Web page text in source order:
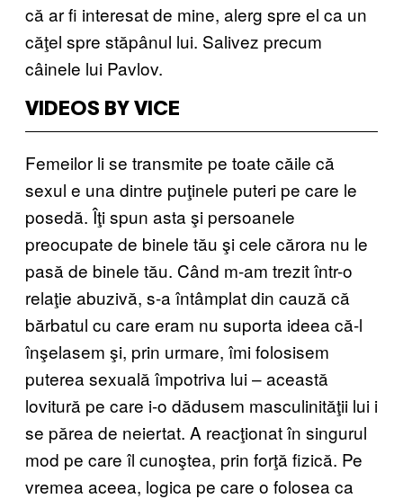
că ar fi interesat de mine, alerg spre el ca un
căţel spre stăpânul lui. Salivez precum
câinele lui Pavlov.
VIDEOS BY VICE
Femeilor li se transmite pe toate căile că
sexul e una dintre puţinele puteri pe care le
posedă. Îţi spun asta şi persoanele
preocupate de binele tău şi cele cărora nu le
pasă de binele tău. Când m-am trezit într-o
relaţie abuzivă, s-a întâmplat din cauză că
bărbatul cu care eram nu suporta ideea că-l
înşelasem şi, prin urmare, îmi folosisem
puterea sexuală împotriva lui – această
lovitură pe care i-o dădusem masculinităţii lui i
se părea de neiertat. A reacţionat în singurul
mod pe care îl cunoştea, prin forţă fizică. Pe
vremea aceea, logica pe care o folosea ca